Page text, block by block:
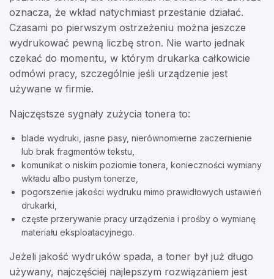
oznacza, że wkład natychmiast przestanie działać.
Czasami po pierwszym ostrzeżeniu można jeszcze
wydrukować pewną liczbę stron. Nie warto jednak
czekać do momentu, w którym drukarka całkowicie
odmówi pracy, szczególnie jeśli urządzenie jest
używane w firmie.
Najczęstsze sygnały zużycia tonera to:
blade wydruki, jasne pasy, nierównomierne zaczernienie
lub brak fragmentów tekstu,
komunikat o niskim poziomie tonera, konieczności wymiany
wkładu albo pustym tonerze,
pogorszenie jakości wydruku mimo prawidłowych ustawień
drukarki,
częste przerywanie pracy urządzenia i prośby o wymianę
materiału eksploatacyjnego.
Jeżeli jakość wydruków spada, a toner był już długo
używany, najczęściej najlepszym rozwiązaniem jest